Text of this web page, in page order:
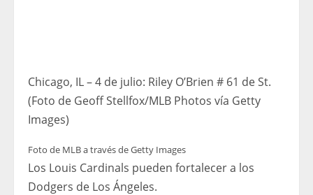
Chicago, IL – 4 de julio: Riley O’Brien # 61 de St.
(Foto de Geoff Stellfox/MLB Photos vía Getty
Images)
Foto de MLB a través de Getty Images
Los Louis Cardinals pueden fortalecer a los
Dodgers de Los Ángeles.